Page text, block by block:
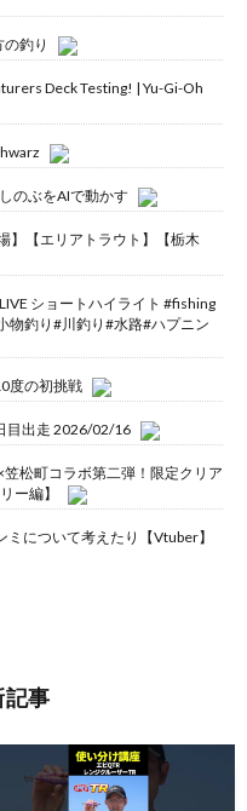
釣り
Deck Testing! | Yu-Gi-Oh
のぶをAIで動かす
】【エリアトラウト】【栃木
ショートハイライト #fishing
物釣り#川釣り#水路#ハプニン
度の初挑戦
目出走 2026/02/16
笠松町コラボ第二弾！限定クリア
ー編】
ミについて考えたり【Vtuber】
記事